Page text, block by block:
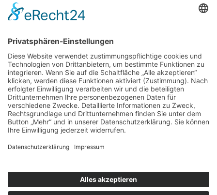
Service
Garantie & Gewährleistung
Mieten-Testen-Kaufen
Reparaturen
Sicherheitshinweise
Versand
Kontakt
Karte
Anfahrtsplan
Wegbeschreibung
Copyright © 2026 Bohlen Elektrowärme.
Alle Rechte vorbehalten.